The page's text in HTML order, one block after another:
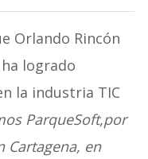
Orlando Rincón
logrado
la industria TIC
ParqueSoft,por
Cartagena, en